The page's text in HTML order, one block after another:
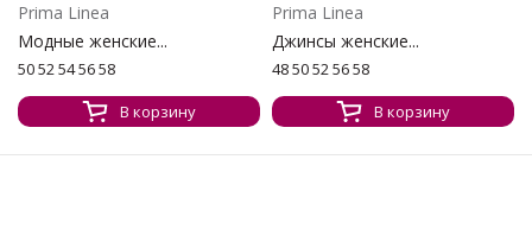
Prima Linea
Модные женские...
50 52 54 56 58
В корзину
Prima Linea
Джинсы женские...
48 50 52 56 58
В корзину